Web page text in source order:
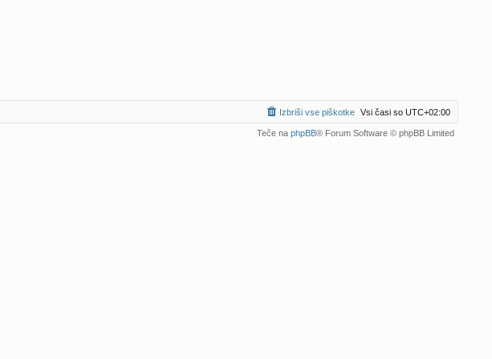
Vsi časi so UTC+02:00
Izbriši vse piškotke
Teče na phpBB® Forum Software © phpBB Limited